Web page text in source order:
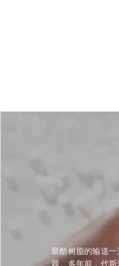
聚酯树脂的输送
题。多年前，代